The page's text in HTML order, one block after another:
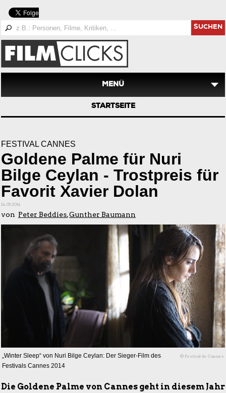
SUCHEN
MENÜ
STARTSEITE
FESTIVAL CANNES
Goldene Palme für Nuri
Bilge Ceylan - Trostpreis für
Favorit Xavier Dolan
24.05.2014
von Peter Beddies,Gunther Baumann
„Winter Sleep“ von Nuri Bilge Ceylan: Der Sieger-Film des
Festivals Cannes 2014
© Festival de Cannes
Die Goldene Palme von Cannes geht in diesem Jahr